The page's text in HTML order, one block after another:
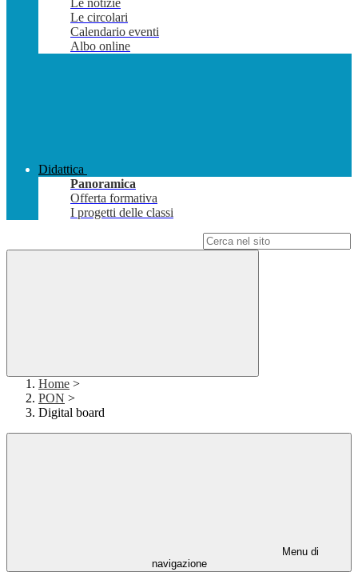
Le notizie
Le circolari
Calendario eventi
Albo online
Didattica
Panoramica
Offerta formativa
I progetti delle classi
Home >
PON >
Digital board
Menu di
navigazione